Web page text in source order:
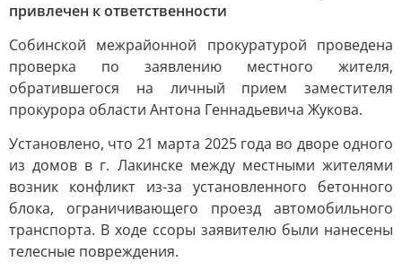
привлечен к ответственности
Собинской межрайонной прокуратурой проведена
проверка по заявлению местного жителя,
обратившегося на личный прием заместителя
прокурора области Антона Геннадьевича Жукова.
Установлено, что 21 марта 2025 года во дворе одного
из домов в г. Лакинске между местными жителями
возник конфликт из-за установленного бетонного
блока, ограничивающего проезд автомобильного
транспорта. В ходе ссоры заявителю были нанесены
телесные повреждения.